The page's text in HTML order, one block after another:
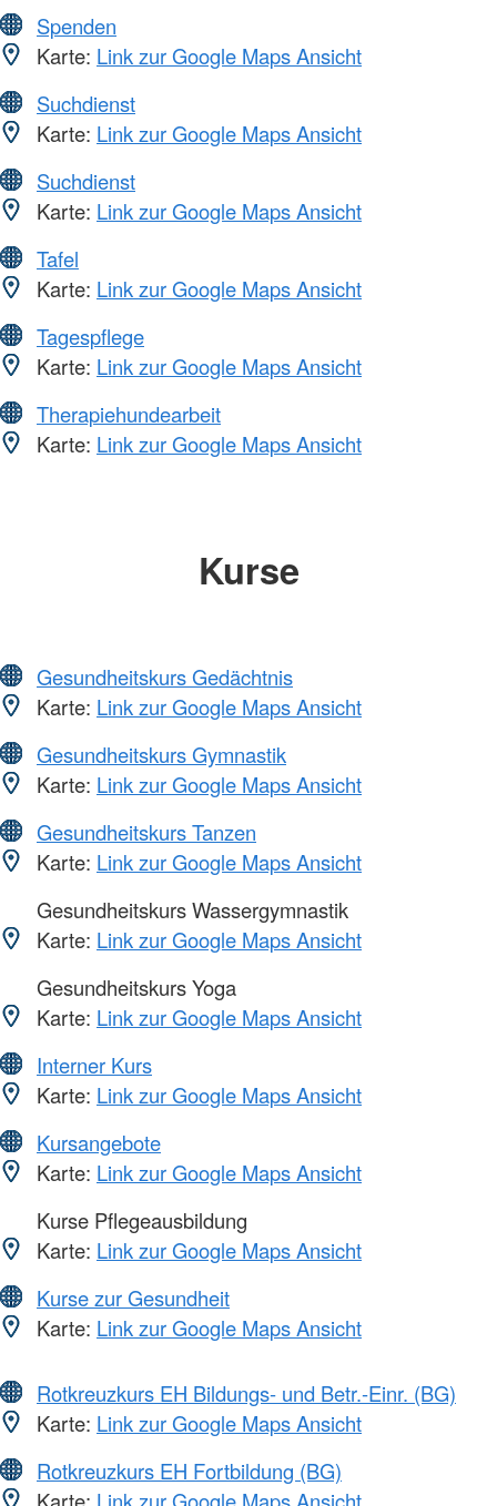
Spenden
Karte: Link zur Google Maps Ansicht
Suchdienst
Karte: Link zur Google Maps Ansicht
Suchdienst
Karte: Link zur Google Maps Ansicht
Tafel
Karte: Link zur Google Maps Ansicht
Tagespflege
Karte: Link zur Google Maps Ansicht
Therapiehundearbeit
Karte: Link zur Google Maps Ansicht
Kurse
Gesundheitskurs Gedächtnis
Karte: Link zur Google Maps Ansicht
Gesundheitskurs Gymnastik
Karte: Link zur Google Maps Ansicht
Gesundheitskurs Tanzen
Karte: Link zur Google Maps Ansicht
Gesundheitskurs Wassergymnastik
Karte: Link zur Google Maps Ansicht
Gesundheitskurs Yoga
Karte: Link zur Google Maps Ansicht
Interner Kurs
Karte: Link zur Google Maps Ansicht
Kursangebote
Karte: Link zur Google Maps Ansicht
Kurse Pflegeausbildung
Karte: Link zur Google Maps Ansicht
Kurse zur Gesundheit
Karte: Link zur Google Maps Ansicht
Rotkreuzkurs EH Bildungs- und Betr.-Einr. (BG)
Karte: Link zur Google Maps Ansicht
Rotkreuzkurs EH Fortbildung (BG)